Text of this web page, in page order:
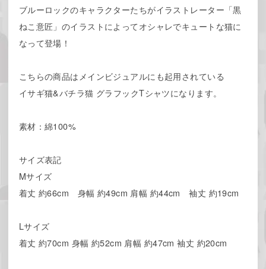
ブルーロックのキャラクターたちがイラストレーター「黒
ねこ意匠」のイラストによってオシャレでキュートな猫に
なって登場！
こちらの商品はメインビジュアルにも起用されている
イサギ猫&バチラ猫 グラフックTシャツになります。
素材：綿100%
サイズ表記
Mサイズ
着丈 約66cm 身幅 約49cm 肩幅 約44cm 袖丈 約19cm
Lサイズ
着丈 約70cm 身幅 約52cm 肩幅 約47cm 袖丈 約20cm